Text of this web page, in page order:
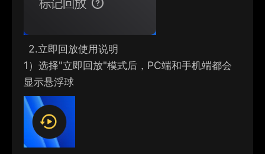
2.立即回放使用说明
1） 选择"立即回放"模式后，PC端和手机端都会
显示悬浮球